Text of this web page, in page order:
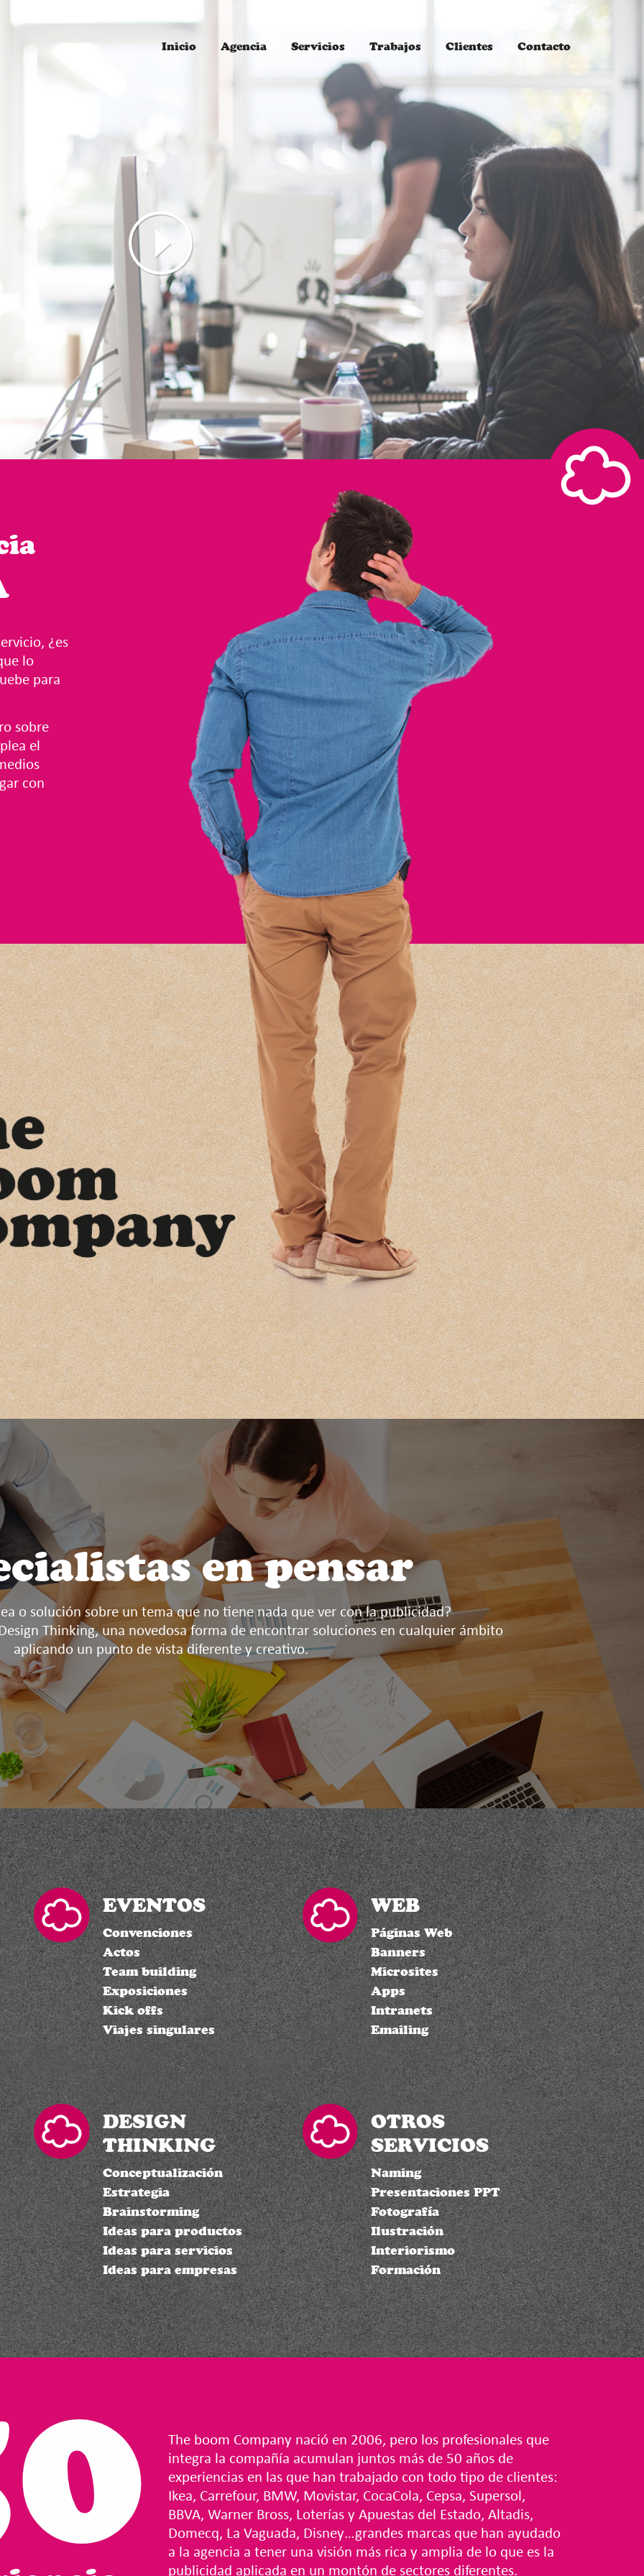
Inicio Agencia Servicios Trabajos Clientes Contacto
¿es
lo
para
sobre
el
con
en pensar
o solución sobre un tema que no tiene nada que ver con la publicidad?
Thinking, una novedosa forma de encontrar soluciones en cualquier ámbito
aplicando un punto de vista diferente y creativo.
EVENTOS
Convenciones
Actos
Team building
Exposiciones
Kick offs
Viajes singulares
WEB
Páginas Web
Banners
Microsites
Apps
Intranets
Emailing
DESIGN
THINKING
Conceptualización
Estrategia
Brainstorming
Ideas para productos
Ideas para servicios
Ideas para empresas
OTROS
SERVICIOS
Naming
Presentaciones PPT
Fotografía
Ilustración
Interiorismo
Formación
The boom Company nació en 2006, pero los profesionales que
integra la compañía acumulan juntos más de 50 años de
experiencias en las que han trabajado con todo tipo de clientes:
Ikea, Carrefour, BMW, Movistar, CocaCola, Cepsa, Supersol,
BBVA, Warner Bross, Loterías y Apuestas del Estado, Altadis,
Domecq, La Vaguada, Disney…grandes marcas que han ayudado
a la agencia a tener una visión más rica y amplia de lo que es la
publicidad aplicada en un montón de sectores diferentes.